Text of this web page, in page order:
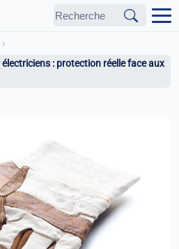
›
: protection réelle face aux